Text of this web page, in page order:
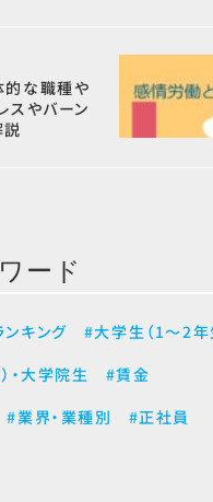
的な職種や
スやバーン
ード
ンキング
#大学生（1～2年
・大学院生
#賃金
#業界・業種別 #正社員